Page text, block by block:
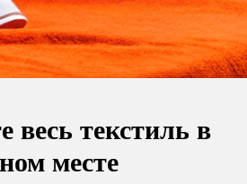
весь текстиль в
месте